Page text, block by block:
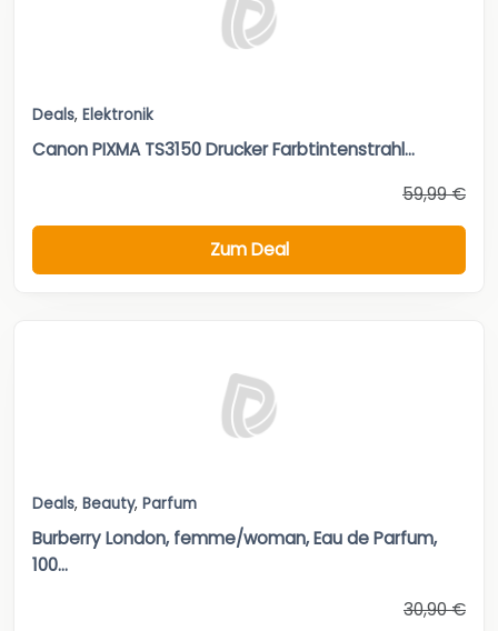
Deals, Elektronik
Canon PIXMA TS3150 Drucker Farbtintenstrahl...
59,99 €
Zum Deal
Deals, Beauty, Parfum
Burberry London, femme/woman, Eau de Parfum,
100...
30,90 €